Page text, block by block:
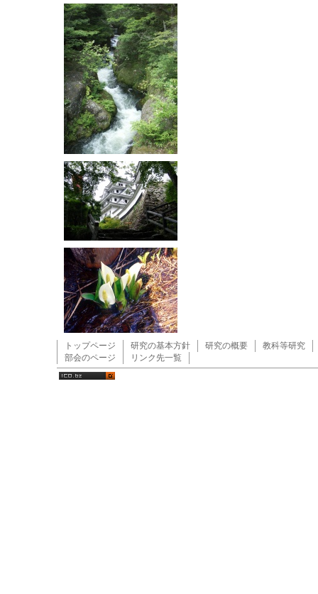
トップページ 研究の基本方針 研究の概要
教科等研究
部会のページ
リンク先一覧